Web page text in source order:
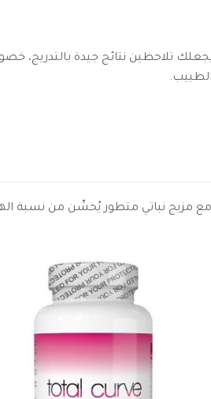
بها لمدة من 4-12 أسبوعًا أن يجعلك تلاحظين نتائج
مع مزيج نباتي متطور يُحسِّن من نسبة